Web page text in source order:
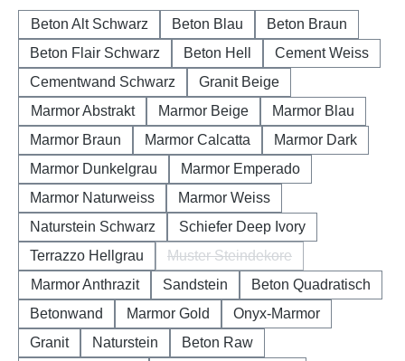
Beton Alt Schwarz Beton Blau
Beton Braun
Beton Flair Schwarz
Beton Hell
Cement Weiss
Cementwand Schwarz
Granit Beige
Marmor Abstrakt
Marmor Beige
Marmor Blau
Marmor Braun
Marmor Calcatta
Marmor Dark
Marmor Dunkelgrau
Marmor Emperado
Marmor Naturweiss
Marmor Weiss
Naturstein Schwarz
Schiefer Deep Ivory
Terrazzo Hellgrau
Muster Steindekore
(Diese Option ist zurzeit nicht
Marmor Anthrazit Sandstein
Beton Quadratisch
Betonwand
Marmor Gold
Onyx-Marmor
Granit
Naturstein
Beton Raw